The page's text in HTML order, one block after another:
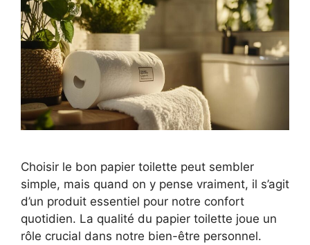
Choisir le bon papier toilette peut sembler
simple, mais quand on y pense vraiment, il s’agit
d’un produit essentiel pour notre confort
quotidien. La qualité du papier toilette joue un
rôle crucial dans notre bien-être personnel.